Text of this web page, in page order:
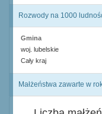
Rozwody na 1000
Gmina
woj. lubelskie
Cały kraj
Małżeństwa zawarte w